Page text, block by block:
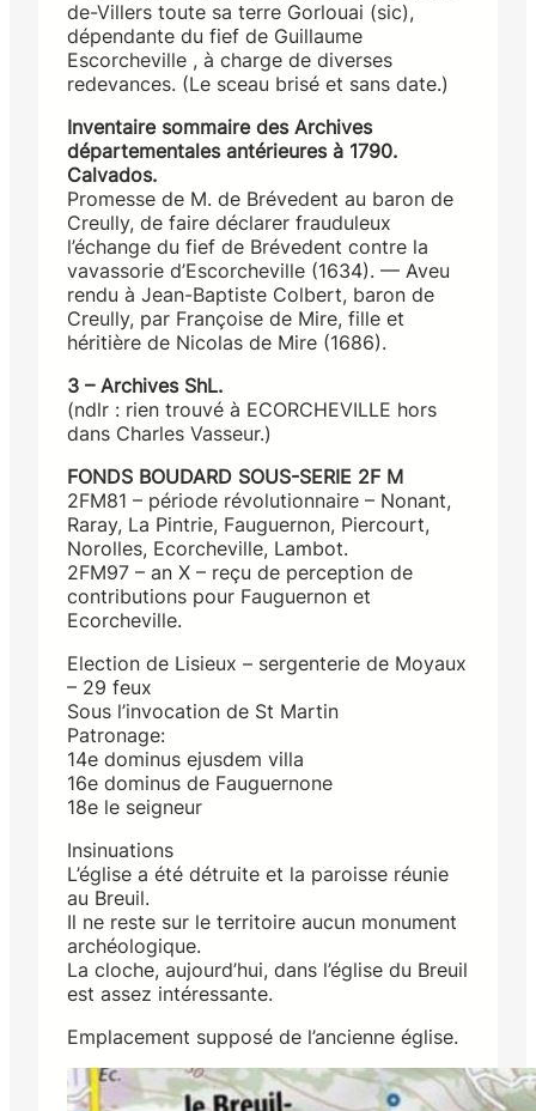
de-Villers toute sa terre Gorlouai (sic),
dépendante du fief de Guillaume
Escorcheville , à charge de diverses
redevances. (Le sceau brisé et sans date.)
Inventaire sommaire des Archives
départementales antérieures à 1790.
Calvados.
Promesse de M. de Brévedent au baron de
Creully, de faire déclarer frauduleux
l’échange du fief de Brévedent contre la
vavassorie d’Escorcheville (1634). — Aveu
rendu à Jean-Baptiste Colbert, baron de
Creully, par Françoise de Mire, fille et
héritière de Nicolas de Mire (1686).
3 – Archives ShL.
(ndlr : rien trouvé à ECORCHEVILLE hors
dans Charles Vasseur.)
FONDS BOUDARD SOUS-SERIE 2F M
2FM81 – période révolutionnaire – Nonant,
Raray, La Pintrie, Fauguernon, Piercourt,
Norolles, Ecorcheville, Lambot.
2FM97 – an X – reçu de perception de
contributions pour Fauguernon et
Ecorcheville.
Election de Lisieux – sergenterie de Moyaux
– 29 feux
Sous l’invocation de St Martin
Patronage:
14e dominus ejusdem villa
16e dominus de Fauguernone
18e le seigneur
Insinuations
L’église a été détruite et la paroisse réunie
au Breuil.
Il ne reste sur le territoire aucun monument
archéologique.
La cloche, aujourd’hui, dans l’église du Breuil
est assez intéressante.
Emplacement supposé de l’ancienne église.